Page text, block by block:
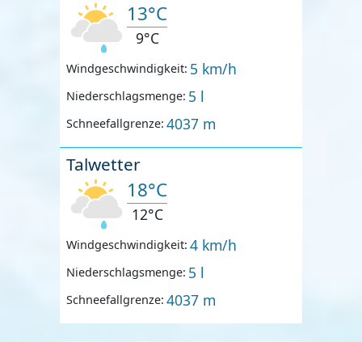
13°C
9°C
Windgeschwindigkeit: 5 km/h
Niederschlagsmenge: 5 l
Schneefallgrenze: 4037 m
Talwetter
18°C
12°C
Windgeschwindigkeit: 4 km/h
Niederschlagsmenge: 5 l
Schneefallgrenze: 4037 m